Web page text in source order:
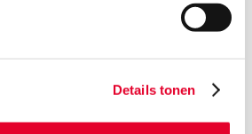
Details tonen